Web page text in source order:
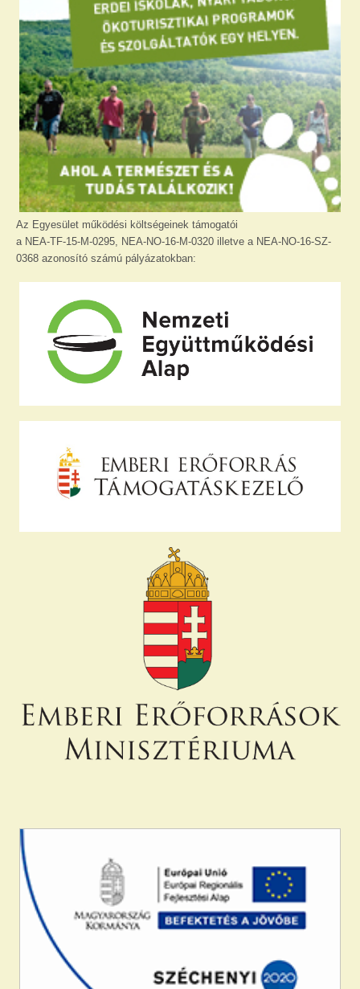
Az Egyesület működési költségeinek támogatói
a NEA-TF-15-M-0295, NEA-NO-16-M-0320 illetve a NEA-NO-16-SZ-
0368 azonosító számú pályázatokban: